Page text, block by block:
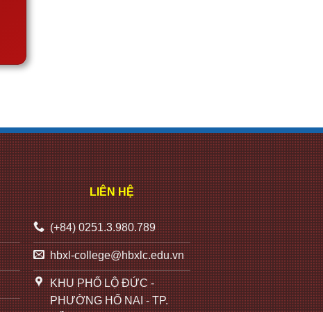
LIÊN HỆ
(+84) 0251.3.980.789
hbxl-college@hbxlc.edu.vn
KHU PHỐ LỘ ĐỨC -
PHƯỜNG HỐ NAI - TP.